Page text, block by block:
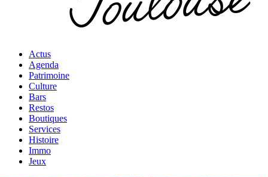
Actus
Agenda
Patrimoine
Culture
Bars
Restos
Boutiques
Services
Histoire
Immo
Jeux